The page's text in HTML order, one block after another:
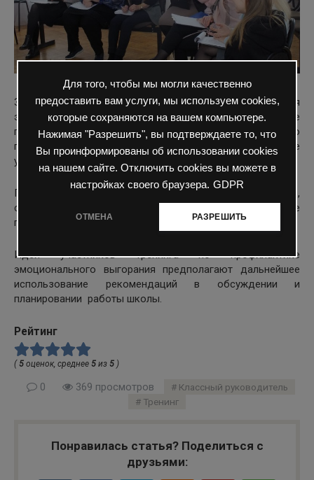
Для того, чтобы мы могли качественно
предоставить вам услуги, мы используем cookies,
которые сохраняются на вашем компьютере.
Нажимая "Разрешить", вы подтверждаете то, что
Вы проинформированы об использовании cookies
на нашем сайте. Отключить cookies вы можете в
настройках своего браузера. GDPR
ОТМЕНА РАЗРЕШИТЬ
Задачами тренинга являлось снижение уровня
эмоционального выгорания сотрудников; планирование
посредством «мозгового штурма» мероприятий по
профилактике эмоционального выгорания; повышение
уровня сплоченности коллектива.
После мероприятия учителя почувствовали лёгкость,
снятие эмоционального напряжения, а многие
проблемные вопросы нашли ответы.
Идеи участников тренинга по профилактике
эмоционального выгорания предполагают дальнейшее
использование рекомендаций в обсуждении и
планировании работы школы.
Рейтинг
( 5 оценок, среднее 5 из 5 )
0 369 просмотров
Классный руководитель
Тренинг
Понравилась статья? Поделиться с
друзьями: